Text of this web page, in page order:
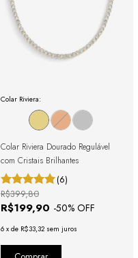
Colar Riviera:
Colar Riviera Dourado Regulável
com Cristais Brilhantes
(6)
R$199,90 -50% OFF
R$399,80
6 x de R$33,32 sem juros